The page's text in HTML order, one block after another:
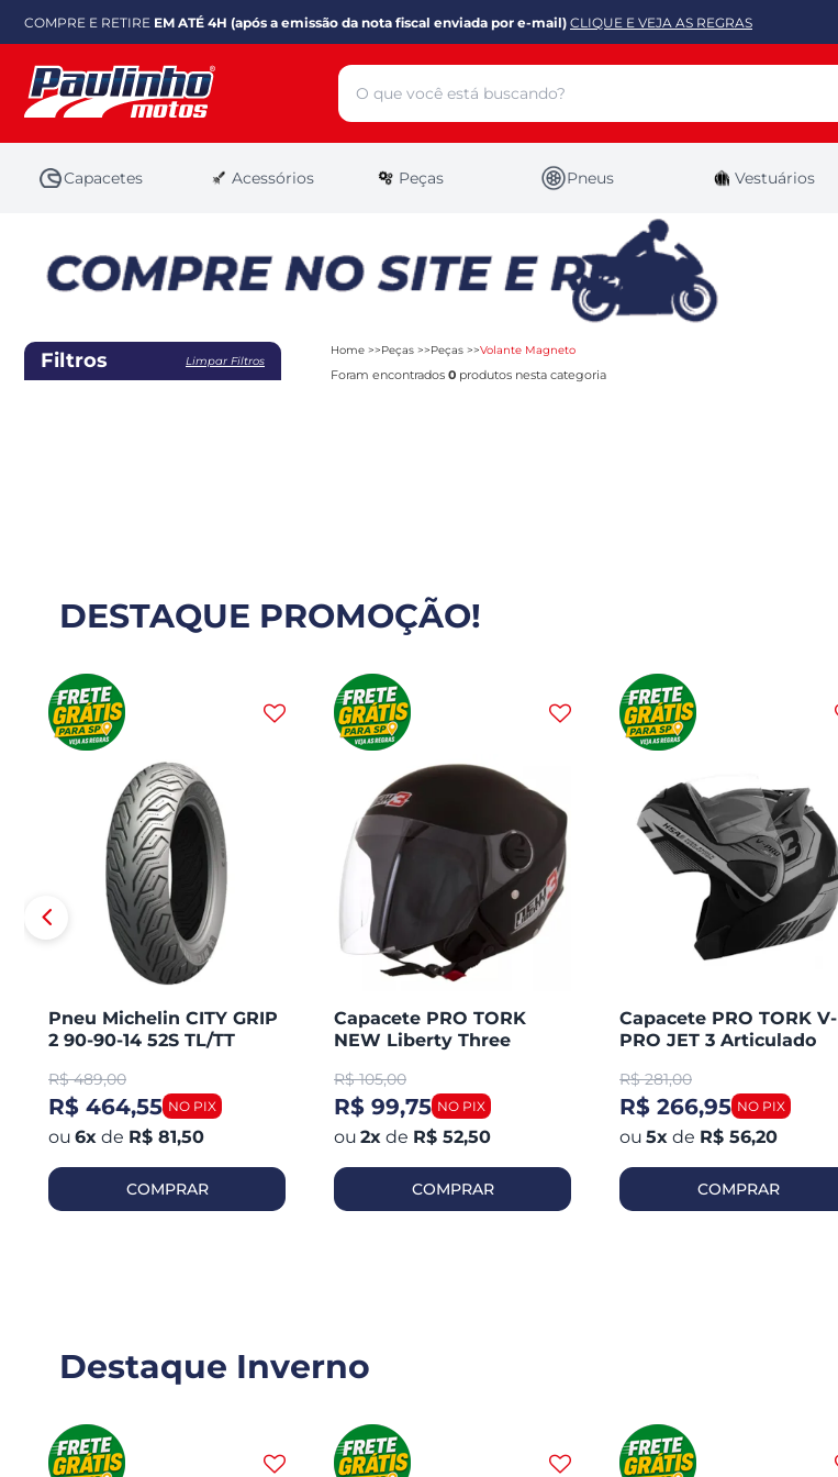
COMPRE E RETIRE EM ATÉ 4H (após a emissão da nota fiscal enviada por e-mail) CLIQUE E VEJA AS REGRAS
Capacetes Acessórios Peças Pneus Vestuários
Filtros Limpar Filtros
Home Peças Peças Volante Magneto
Foram encontrados 0 produtos nesta categoria
DESTAQUE PROMOÇÃO!
Pneu Michelin CITY GRIP
2 90-90-14 52S TL/TT
R$ 489,00
R$ 464,55
6x de R$ 81,50
COMPRAR
Capacete PRO TORK
NEW Liberty Three
R$ 105,00
R$ 99,75
2x de R$ 52,50
COMPRAR
Capacete PRO TORK V-
PRO JET 3 Articulado
R$ 281,00
R$ 266,95
5x de R$ 56,20
COMPRAR
Destaque Inverno